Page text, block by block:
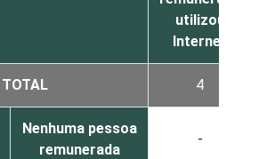
utilizou
Internet
TOTAL 4
Nenhuma pessoa
remunerada
-